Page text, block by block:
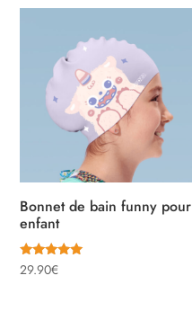
Bonnet de bain funny pour
enfant
Note
5.00
29.90€